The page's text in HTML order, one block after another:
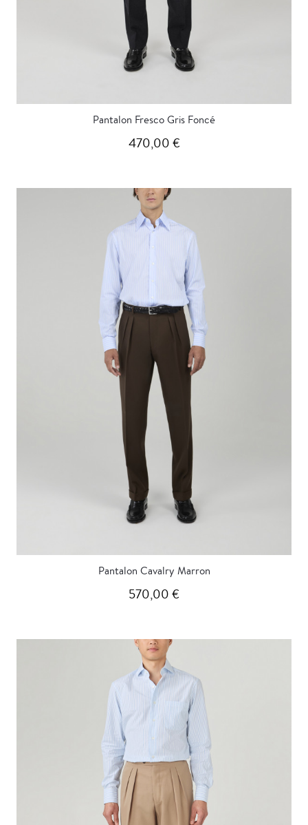
Pantalon Fresco Gris Foncé
470,00 €
Pantalon Cavalry Marron
570,00 €